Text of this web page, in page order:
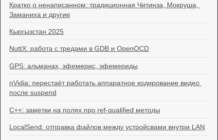
Кратко о ненаписанном: традиционная Читинза, Мокруша,
Заманиха и другие
Кыргызстан 2025
NuttX: работа с тредами в GDB и OpenOCD
GPS: альманах, эфемерис, эфемериды
nVidia: перестаёт работать аппаратное кодирование видео
после suspend
C++: заметки на полях про ref-qualified методы
LocalSend: отправка файлов между устройсвами внутри LAN